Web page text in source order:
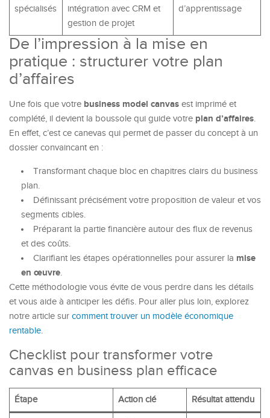
spécialisés
intégration avec CRM et
gestion de projet
d’apprentissage
De l’impression à la mise en
pratique : structurer votre plan
d’affaires
Une fois que votre business model canvas est imprimé et
complété, il devient la boussole qui guide votre plan d’affaires.
En effet, c’est ce canevas qui permet de passer du concept à un
dossier convaincant en :
Transformant chaque bloc en chapitres clairs du business
plan.
Définissant précisément votre proposition de valeur et vos
segments cibles.
Préparant la partie financière autour des flux de revenus
et des coûts.
Clarifiant les étapes opérationnelles pour assurer la mise
en œuvre.
Cette méthodologie vous évite de vous perdre dans les détails
et vous aide à anticiper les défis. Pour aller plus loin, explorez
notre article sur comment trouver un modèle économique
rentable.
Checklist pour transformer votre
canvas en business plan efficace
Étape Action clé Résultat attendu